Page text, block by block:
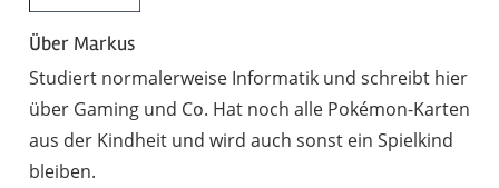
Über Markus
Studiert normalerweise Informatik und schreibt hier
über Gaming und Co. Hat noch alle Pokémon-Karten
aus der Kindheit und wird auch sonst ein Spielkind
bleiben.